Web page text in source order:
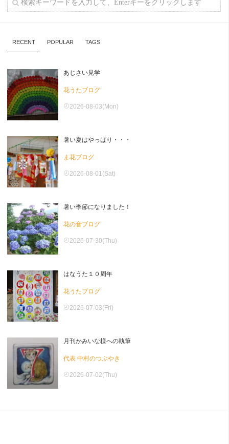
RECENT POPULAR TAGS
あじさい見学
花うたブログ
2026-08-03(Mon)
暑い夏はやっぱり・・・
ま花ブログ
2026-08-01(Sat)
暑い季節になりました！
花の音ブログ
2026-07-30(Thu)
はなうた１０周年
花うたブログ
2026-07-03(Fri)
月刊かみいな様への執筆
代表 中村のつぶやき
2026-07-02(Thu)